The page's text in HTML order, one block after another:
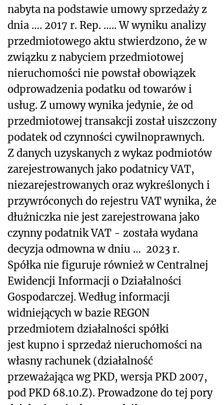
nabyta na podstawie umowy sprzedaży z
dnia …. 2017 r. Rep. ….. W wyniku analizy
przedmiotowego aktu stwierdzono, że w
związku z nabyciem przedmiotowej
nieruchomości nie powstał obowiązek
odprowadzenia podatku od towarów i
usług. Z umowy wynika jedynie, że od
przedmiotowej transakcji został uiszczony
podatek od czynności cywilnoprawnych.
Z danych uzyskanych z wykaz podmiotów
zarejestrowanych jako podatnicy VAT,
niezarejestrowanych oraz wykreślonych i
przywróconych do rejestru VAT wynika, że
dłużniczka nie jest zarejestrowana jako
czynny podatnik VAT - została wydana
decyzja odmowna w dniu … 2023 r.
Spółka nie figuruje również w Centralnej
Ewidencji Informacji o Działalności
Gospodarczej. Według informacji
widniejących w bazie REGON
przedmiotem działalności spółki
jest kupno i sprzedaż nieruchomości na
własny rachunek (działalność
przeważająca wg PKD, wersja PKD 2007,
pod PKD 68.10.Z). Prowadzone do tej pory